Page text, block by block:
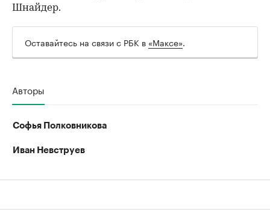
Шнайдер.
Оставайтесь на связи с РБК в «Максе».
Авторы
Софья Полковникова
Иван Невструев